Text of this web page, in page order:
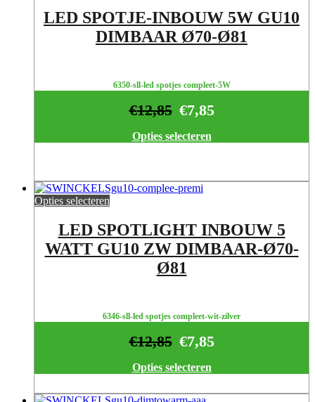
LED SPOTJE-INBOUW 5W GU10
DIMBAAR Ø70-Ø81
6350-sll-led spotjes compleet-5W
€7,85
€12,85
Opties selecteren
Opties selecteren
LED SPOTLIGHT INBOUW 5
WATT GU10 ZW DIMBAAR-Ø70-
Ø81
6346-sll-led spotjes compleet-wit-zilver
€7,85
€12,85
Opties selecteren